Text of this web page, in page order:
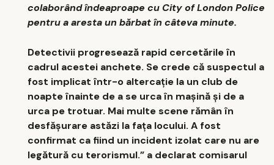
colaborând îndeaproape cu City of London Police
pentru a aresta un bărbat în câteva minute.
Detectivii progresează rapid cercetările în
cadrul acestei anchete. Se crede că suspectul a
fost implicat într-o altercație la un club de
noapte înainte de a se urca în mașină și de a
urca pe trotuar. Mai multe scene rămân în
desfășurare astăzi la fața locului. A fost
confirmat ca fiind un incident izolat care nu are
legătură cu terorismul.” a declarat comisarul